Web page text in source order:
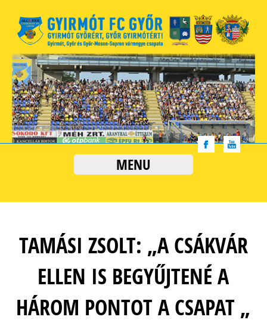
MENU
TAMÁSI ZSOLT: „A CSÁKVÁR
ELLEN IS BEGYŰJTENÉ A
HÁROM PONTOT A CSAPAT „